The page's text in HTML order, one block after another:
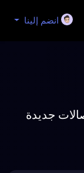
انضم إلينا
جديدة